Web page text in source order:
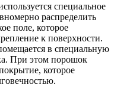
специальное
распределить
поле, которое
к поверхности.
в специальную
При этом порошок
которое